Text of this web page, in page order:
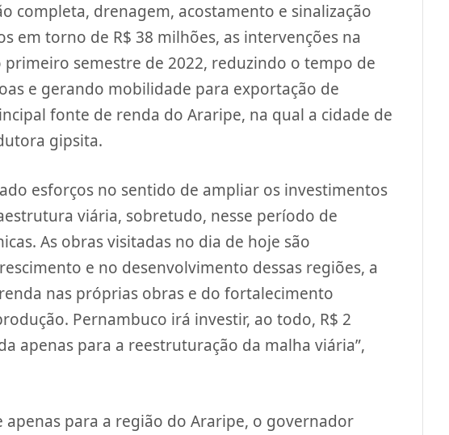
completa, drenagem, acostamento e sinalização
em torno de R$ 38 milhões, as intervenções na
semestre de 2022, reduzindo o tempo de
e gerando mobilidade para exportação de
fonte de renda do Araripe, na qual a cidade de
gipsita.
esforços no sentido de ampliar os investimentos
viária, sobretudo, nesse período de
As obras visitadas no dia de hoje são
e no desenvolvimento dessas regiões, a
nas próprias obras e do fortalecimento
Pernambuco irá investir, ao todo, R$ 2
apenas para a reestruturação da malha viária”,
apenas para a região do Araripe, o governador